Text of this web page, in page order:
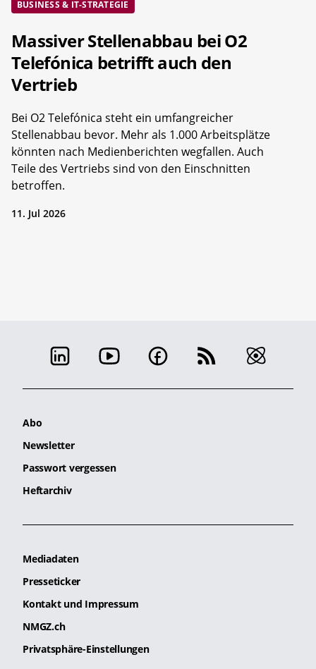
BUSINESS & IT-STRATEGIE
Massiver Stellenabbau bei O2
Telefónica betrifft auch den
Vertrieb
Bei O2 Telefónica steht ein umfangreicher
Stellenabbau bevor. Mehr als 1.000 Arbeitsplätze
könnten nach Medienberichten wegfallen. Auch
Teile des Vertriebs sind von den Einschnitten
betroffen.
11. Jul 2026
Abo
Newsletter
Passwort vergessen
Heftarchiv
Mediadaten
Presseticker
Kontakt und Impressum
NMGZ.ch
Privatsphäre-Einstellungen